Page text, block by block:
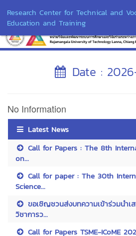
Research Center for Technical and
Education and Training
Date :
No Information
Latest News
Call for Papers : The 8th
on...
Call for paper : The 30th
Science...
ขอเชิญชวนส่งบทความเข้าร่วมนำเ
วิชาการว...
Call for Papers TSME-ICoME